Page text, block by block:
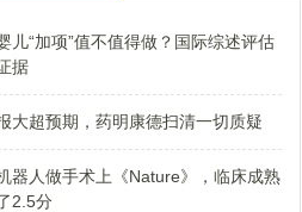
儿“加项”值不值得做？国际综述评估
据
大超预期，药明康德扫清一切质疑
器人做手术上《Nature》，临床成熟
2.5分